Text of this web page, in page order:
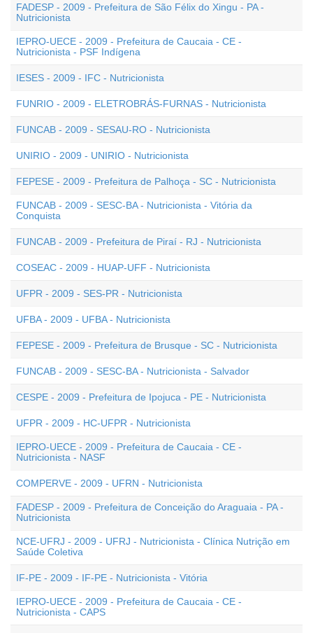
FADESP - 2009 - Prefeitura de São Félix do Xingu - PA -
Nutricionista
IEPRO-UECE - 2009 - Prefeitura de Caucaia - CE -
Nutricionista - PSF Indígena
IESES - 2009 - IFC - Nutricionista
FUNRIO - 2009 - ELETROBRÁS-FURNAS - Nutricionista
FUNCAB - 2009 - SESAU-RO - Nutricionista
UNIRIO - 2009 - UNIRIO - Nutricionista
FEPESE - 2009 - Prefeitura de Palhoça - SC - Nutricionista
FUNCAB - 2009 - SESC-BA - Nutricionista - Vitória da
Conquista
FUNCAB - 2009 - Prefeitura de Piraí - RJ - Nutricionista
COSEAC - 2009 - HUAP-UFF - Nutricionista
UFPR - 2009 - SES-PR - Nutricionista
UFBA - 2009 - UFBA - Nutricionista
FEPESE - 2009 - Prefeitura de Brusque - SC - Nutricionista
FUNCAB - 2009 - SESC-BA - Nutricionista - Salvador
CESPE - 2009 - Prefeitura de Ipojuca - PE - Nutricionista
UFPR - 2009 - HC-UFPR - Nutricionista
IEPRO-UECE - 2009 - Prefeitura de Caucaia - CE -
Nutricionista - NASF
COMPERVE - 2009 - UFRN - Nutricionista
FADESP - 2009 - Prefeitura de Conceição do Araguaia - PA -
Nutricionista
NCE-UFRJ - 2009 - UFRJ - Nutricionista - Clínica Nutrição em
Saúde Coletiva
IF-PE - 2009 - IF-PE - Nutricionista - Vitória
IEPRO-UECE - 2009 - Prefeitura de Caucaia - CE -
Nutricionista - CAPS